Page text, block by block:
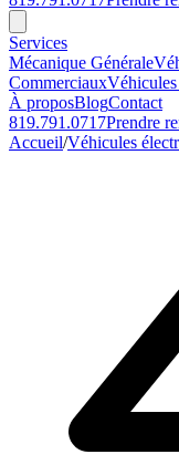
Services
Mécanique Générale
Commerciaux
À proposBlogContact
819.791.0717Prendre
Accueil/Véhicules